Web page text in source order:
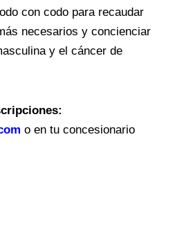
con codo para recaudar
necesarios y concienciar
y el cáncer de
o en tu concesionario